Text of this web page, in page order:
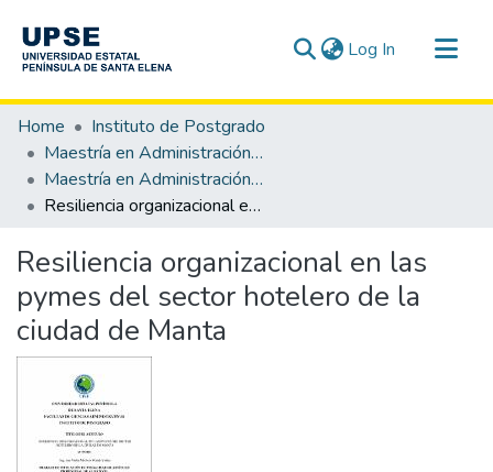
Log In (current)
Communities & Collections
All of DSpace
Statistics
Home
Instituto de Postgrado
Maestría en Administración de Empresas mención Gestión de las Pymes
Maestría en Administración de Empresas Mención Gestión de las Pymes
Resiliencia organizacional en las pymes del sector hotelero de la ciudad de Manta
Resiliencia organizacional en las
pymes del sector hotelero de la
ciudad de Manta